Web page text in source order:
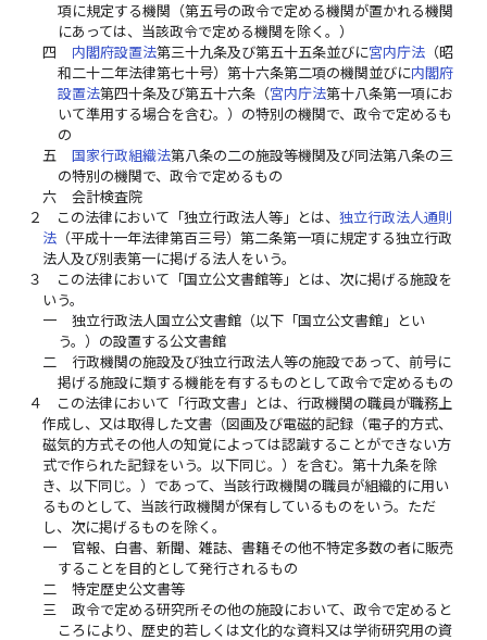
項に規定する機関（第五号の政令で定める機関が置かれる機関
にあっては、当該政令で定める機関を除く。）
四
内閣府設置法第三十九条及び第五十五条並びに宮内庁法（昭
和二十二年法律第七十号）第十六条第二項の機関並びに内閣府
設置法第四十条及び第五十六条（宮内庁法第十八条第一項にお
いて準用する場合を含む。）の特別の機関で、政令で定めるも
の
五
国家行政組織法第八条の二の施設等機関及び同法第八条の三
の特別の機関で、政令で定めるもの
六
会計検査院
２
この法律において「独立行政法人等」とは、独立行政法人通則
法 （平成十一年法律第百三号）第二条第一項に規定する独立行政
法人及び別表第一に掲げる法人をいう。
３
この法律において「国立公文書館等」とは、次に掲げる施設を
いう。
一
独立行政法人国立公文書館（以下「国立公文書館」とい
う。）の設置する公文書館
二
行政機関の施設及び独立行政法人等の施設であって、前号に
掲げる施設に類する機能を有するものとして政令で定めるもの
４
この法律において「行政文書」とは、行政機関の職員が職務上
作成し、又は取得した文書（図画及び電磁的記録（電子的方式、
磁気的方式その他人の知覚によっては認識することができない方
式で作られた記録をいう。以下同じ。）を含む。第十九条を除
き、以下同じ。）であって、当該行政機関の職員が組織的に用い
るものとして、当該行政機関が保有しているものをいう。ただ
し、次に掲げるものを除く。
一
官報、白書、新聞、雑誌、書籍その他不特定多数の者に販売
することを目的として発行されるもの
二
特定歴史公文書等
三
政令で定める研究所その他の施設において、政令で定めると
ころにより、歴史的若しくは文化的な資料又は学術研究用の資